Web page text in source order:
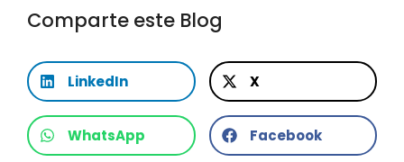
Comparte este Blog
LinkedIn X
WhatsApp Facebook